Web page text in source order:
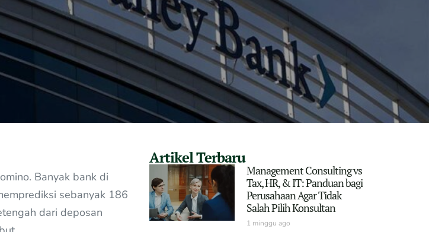
Banyak bank di
sebanyak 186
dari deposan
Artikel Terbaru
Management Consulting vs
Tax, HR, & IT: Panduan bagi
Perusahaan Agar Tidak
Salah Pilih Konsultan
1 minggu ago